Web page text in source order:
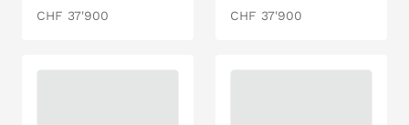
CHF 37'900 CHF 37'900